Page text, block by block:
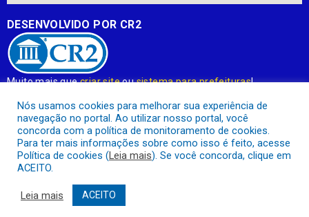
DESENVOLVIDO POR CR2
Muito mais quecriar siteousistema para prefeituras!
contrato que todas as exigências das leis de transparência
públicaserão atendidas.
Conheça oPNTPe o Radar da Transparência Pública
Nós usamos cookies para melhorar sua experiência de
navegação no portal. Ao utilizar nosso portal, você
concorda com a política de monitoramento de cookies.
Para ter mais informações sobre como isso é feito, acesse
Política de cookies (Leia mais). Se você concorda, clique em
ACEITO.
Leia mais ACEITO